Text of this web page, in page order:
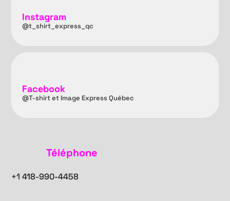
Instagram
@t_shirt_express_qc
Facebook
@T-shirt et Image Express Québec
Téléphone
+1418-990-4458